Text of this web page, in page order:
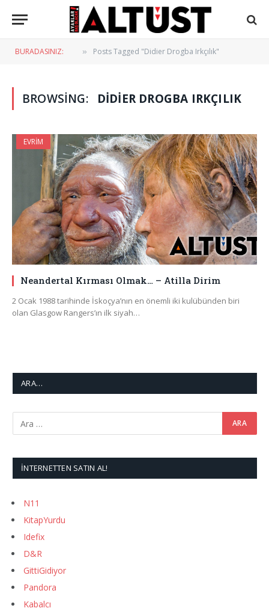
BURADASINIZ: » Posts Tagged "Didier Drogba Irkçılık"
BROWSING: DIDIER DROGBA IRKÇILIK
EVRIM
Neandertal Kırması Olmak… – Atilla Dirim
2 Ocak 1988 tarihinde İskoçya’nın en önemli iki kulübünden biri
olan Glasgow Rangers’ın ilk siyah…
ARA…
İNTERNETTEN SATIN AL!
N11
KitapYurdu
Idefix
D&R
GittiGidiyor
Pandora
Kabalcı